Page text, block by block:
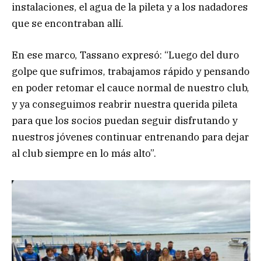
instalaciones, el agua de la pileta y a los nadadores
que se encontraban allí.
En ese marco, Tassano expresó: “Luego del duro
golpe que sufrimos, trabajamos rápido y pensando
en poder retomar el cauce normal de nuestro club,
y ya conseguimos reabrir nuestra querida pileta
para que los socios puedan seguir disfrutando y
nuestros jóvenes continuar entrenando para dejar
al club siempre en lo más alto”.